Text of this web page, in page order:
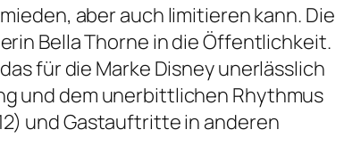
aber auch limitieren kann. Die
Bella Thorne in die Öffentlichkeit.
für die Marke Disney unerlässlich
und dem unerbittlichen Rhythmus
und Gastauftritte in anderen